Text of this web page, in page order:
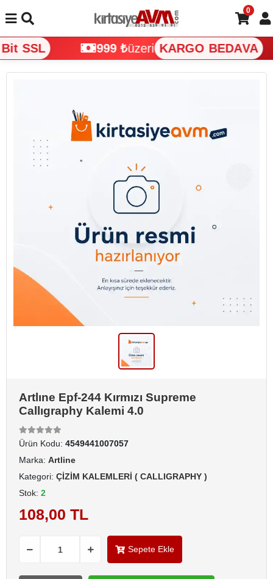
SSL 999 ₺ üzeri KARGO BEDAVA
0
Artlıne Epf-244 Kırmızı Supreme
Callıgraphy Kalemi 4.0
Ürün Kodu: 4549441007057
Marka: Artline
Kategori: ÇİZİM KALEMLERİ ( CALLIGRAPHY )
Stok: 2
108,00 TL
Sepete Ekle